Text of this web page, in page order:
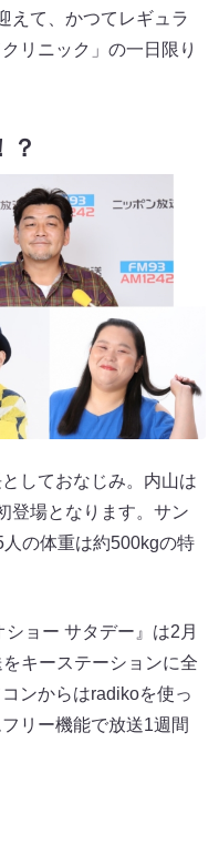
えて、かつてレギュラ
リニック」の一日限り
？
しておなじみ。内山は
登場となります。サン
の体重は約500kgの特
ショー サタデー』は2月
キーステーションに全
ンからはradikoを使っ
リー機能で放送1週間